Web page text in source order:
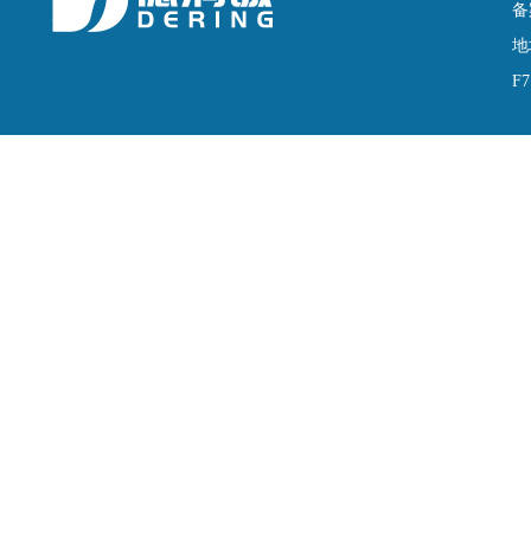
备